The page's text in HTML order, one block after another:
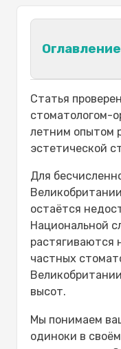
Оглавление
Что
пакеты
Что
Как
Что
Статья
стоматологом-
летним опытом
эстетической
Для
остаётся
Национальной
растягиваются
частных
высот.
Мы понимаем
одиноки в